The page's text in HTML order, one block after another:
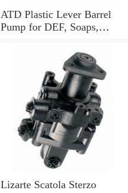
ATD Plastic Lever Barrel
Pump for DEF, Soaps,
Lizarte Scatola Sterzo